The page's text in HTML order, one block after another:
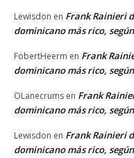
Lewisdon en Frank Rainieri
dominicano más rico,
FobertHeerm en Frank
dominicano más rico,
OLanecrums en Frank
dominicano más rico,
Lewisdon en Frank Rainieri
dominicano más rico,